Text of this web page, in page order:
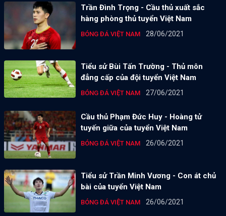
Trần Đình Trọng - Cầu thủ xuất sắc
hàng phòng thủ tuyển Việt Nam
BÓNG ĐÁ VIỆT NAM 28/06/2021
Tiểu sử Bùi Tấn Trường - Thủ môn
đẳng cấp của đội tuyển Việt Nam
BÓNG ĐÁ VIỆT NAM 27/06/2021
Cầu thủ Phạm Đức Huy - Hoàng tử
tuyến giữa của tuyển Việt Nam
BÓNG ĐÁ VIỆT NAM 26/06/2021
Tiểu sử Trần Minh Vương - Con át chủ
bài của tuyển Việt Nam
BÓNG ĐÁ VIỆT NAM 26/06/2021